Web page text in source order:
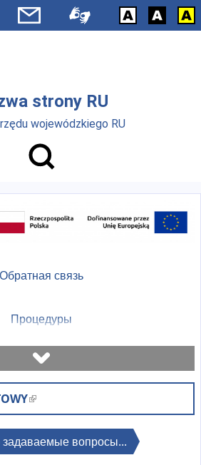
содержанию
strony RU
wojewódzkiego RU
Обратная связь
Процедуры
Назначить встречу
статус дела
Бланки
(
в
н
е
задаваемые вопросы...